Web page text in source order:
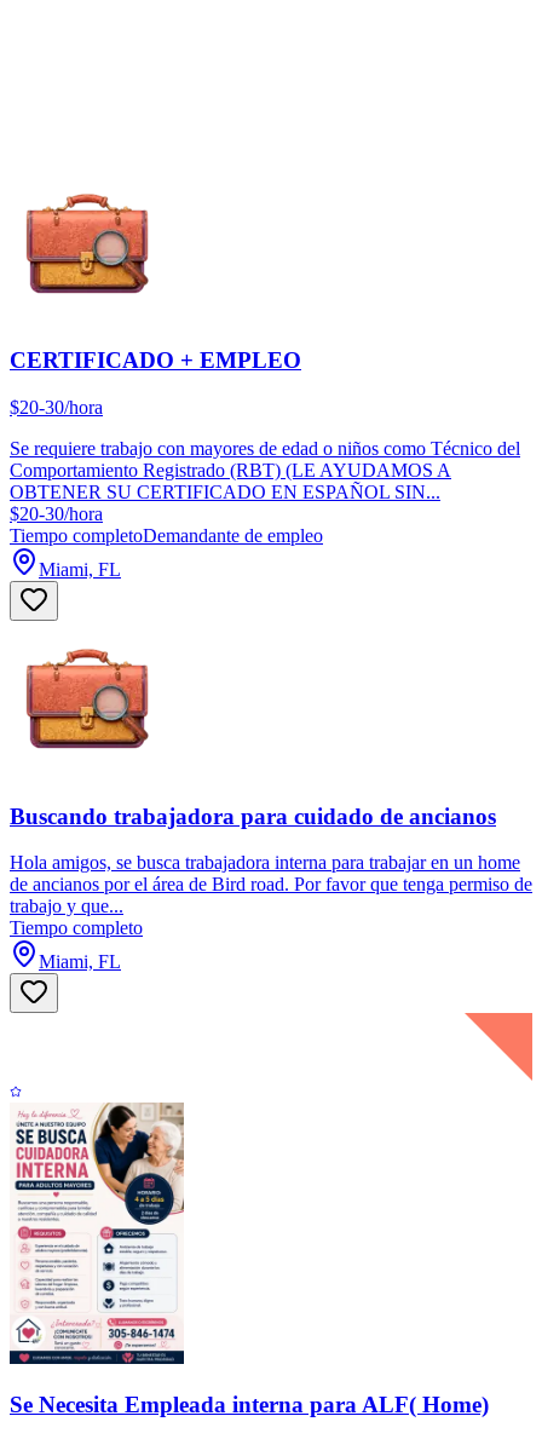
CERTIFICADO + EMPLEO
$20-30/hora
Se requiere trabajo con mayores de edad o niños como Técnico del
Comportamiento Registrado (RBT) (LE AYUDAMOS A
OBTENER SU CERTIFICADO EN ESPAÑOL SIN...
$20-30/hora
Tiempo completoDemandante de empleo
Miami, FL
Buscando trabajadora para cuidado de ancianos
Hola amigos, se busca trabajadora interna para trabajar en un home
de ancianos por el área de Bird road. Por favor que tenga permiso de
trabajo y que...
Tiempo completo
Miami, FL
Se Necesita Empleada interna para ALF( Home)